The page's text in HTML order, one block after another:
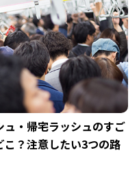
ュ・帰宅ラッシュのすご
こ？注意したい3つの路